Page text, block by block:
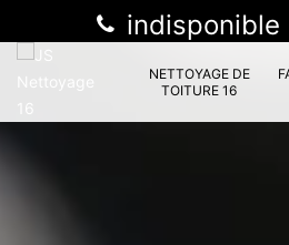
indisponible
NETTOYAGE DE
TOITURE 16